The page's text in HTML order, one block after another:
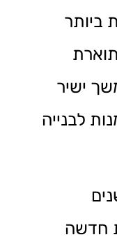
ביותר
ישיר
לבנייה
חדשה